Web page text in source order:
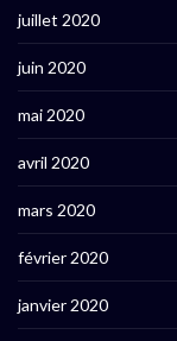
juillet 2020
juin 2020
mai 2020
avril 2020
mars 2020
février 2020
janvier 2020